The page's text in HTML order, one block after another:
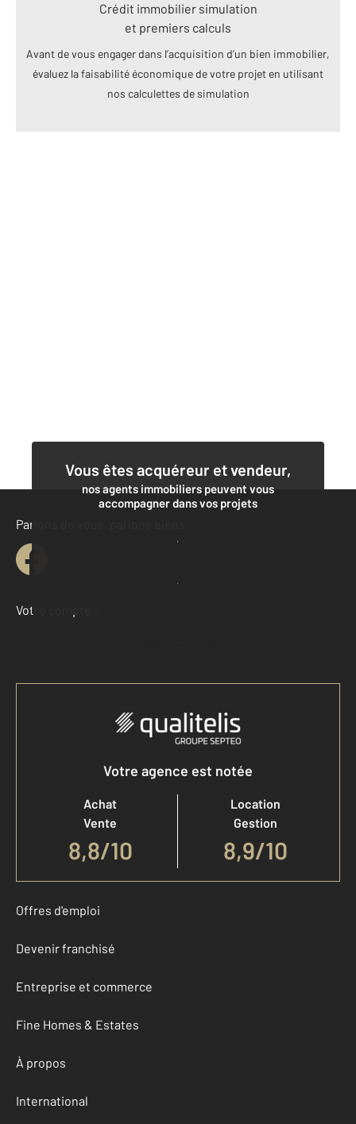
Crédit immobilier simulation
et premiers calculs
Avant de vous engager dans l’acquisition d’un bien immobilier,
évaluez la faisabilité économique de votre projet en utilisant
nos calculettes de simulation
Vous êtes acquéreur et vendeur,
nos agents immobiliers peuvent vous
accompagner dans vos projets
Contacter l'agence
Demander une estimation
Parlons de vous, parlons biens
Votre compte :
Accéder à mon compte
Votre agence est notée
Achat
Vente
8,8/10
Location
Gestion
8,9/10
Offres d'emploi
Devenir franchisé
Entreprise et commerce
Fine Homes & Estates
À propos
International